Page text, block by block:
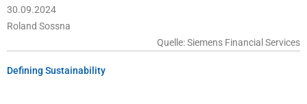
30.09.2024
Roland Sossna
Quelle: Siemens Financial Services
Defining Sustainability